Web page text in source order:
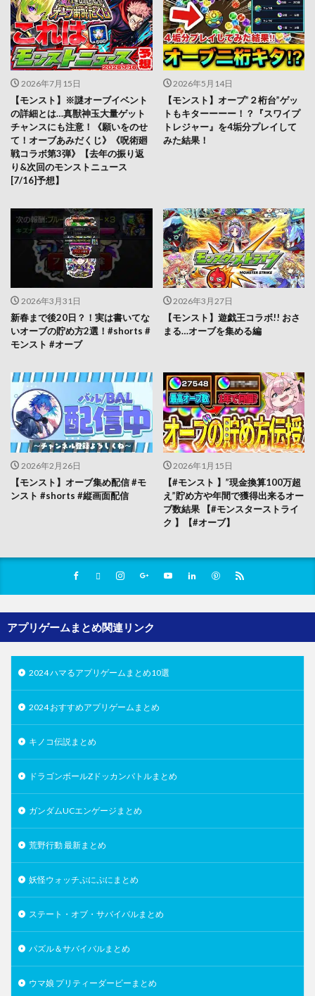
2026年7月15日
【モンスト】※謎オーブイベント
の詳細とは…真獣神玉大量ゲット
チャンスにも注意！《願いをのせ
て！オーブあみだくじ》《呪術廻
戦コラボ第3弾》【去年の振り返
り&次回のモンストニュース
[7/16]予想】
2026年5月14日
【モンスト】オーブ”２桁台”ゲッ
トもキターーーー！？『スワイプ
トレジャー』を4垢分プレイして
みた結果！
2026年3月31日
新春まで後20日？！実は書いてな
いオーブの貯め方2選！#shorts #
モンスト #オーブ
2026年3月27日
【モンスト】遊戯王コラボ!! おさ
まる…オーブを集める編
2026年2月26日
【モンスト】オーブ集め配信 #モ
ンスト #shorts #縦画面配信
2026年1月15日
【#モンスト 】”現金換算100万超
え”貯め方や年間で獲得出来るオー
ブ数結果 【#モンスターストライ
ク 】【#オーブ】
アプリゲームまとめ関連リンク
2024 ハマるアプリゲームまとめ10選
2024 おすすめアプリゲームまとめ
キノコ伝説まとめ
ドラゴンボールZドッカンバトルまとめ
ガンダムUCエンゲージまとめ
荒野行動 最新まとめ
妖怪ウォッチぷにぷにまとめ
ステート・オブ・サバイバルまとめ
パズル＆サバイバルまとめ
ウマ娘 プリティーダービーまとめ